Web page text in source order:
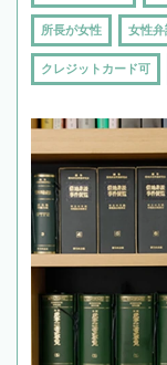
所長が女性 女性
クレジットカード可